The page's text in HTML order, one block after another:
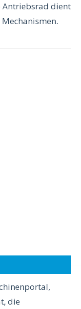
Antriebsrad dient
die